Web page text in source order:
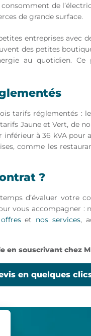
de
de grande surface.
entreprises avec
des petites
au quotidien.Ce
tarifs réglementés :
Jaune et Vert, de
inférieur à 36 kVA pour
comme les
?
d’évaluer votre
vous accompagner :
et nos services,
en souscrivant chez
en quelques